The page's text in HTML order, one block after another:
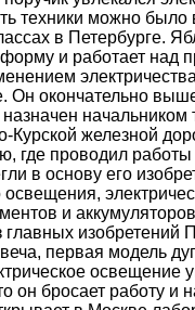
техники можно
в Петербурге.
и работает над
Он окончательно
начальником
Курской железной
где проводил работы
в основу его
освещения,
и
главных изобретений
первая модель
освещение
он бросает работу и